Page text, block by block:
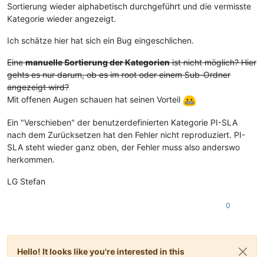
Sortierung wieder alphabetisch durchgeführt und die vermisste
Kategorie wieder angezeigt.
Ich schätze hier hat sich ein Bug eingeschlichen.
Einemanuelle Sortierung der Kategorienist nicht möglich? Hier
gehts es nur darum, ob es im root oder einem Sub-Ordner
angezeigt wird?
Mit offenen Augen schauen hat seinen Vorteil
Ein "Verschieben" der benutzerdefinierten Kategorie PI-SLA
nach dem Zurücksetzen hat den Fehler nicht reproduziert. PI-
SLA steht wieder ganz oben, der Fehler muss also anderswo
herkommen.
LG Stefan
0
Hello! It looks like you're interested in this